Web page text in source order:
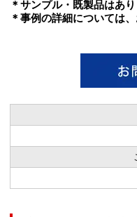
＊サンプル・既製品はあり
＊事例の詳細については